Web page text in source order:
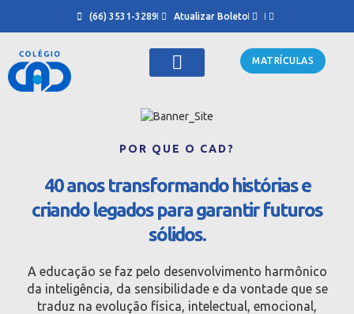
(66) 3531-3289 Atualizar Boleto
MATRÍCULAS
POR QUE O CAD?
40 anos transformando histórias e
criando legados para garantir futuros
sólidos.
A educação se faz pelo desenvolvimento harmônico
da inteligência, da sensibilidade e da vontade que se
traduz na evolução física, intelectual, emocional,